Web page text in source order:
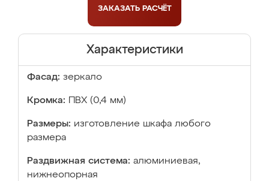
ЗАКАЗАТЬ РАСЧЁТ
Характеристики
Фасад: зеркало
Кромка: ПВХ (0,4 мм)
Размеры: изготовление шкафа любого
размера
Раздвижная система: алюминиевая,
нижнеопорная